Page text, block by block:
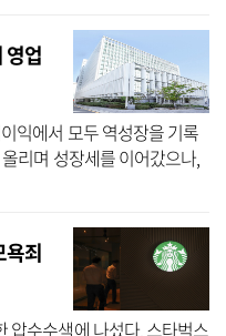
영업
익에서 모두 역성장을 기록
리며 성장세를 이어갔으나,
어내렸다. 현대백화점은 올
욕죄
압수수색에 나섰다. 스타벅스